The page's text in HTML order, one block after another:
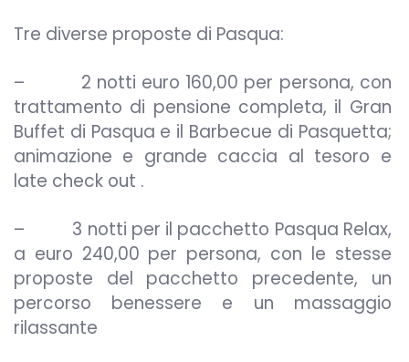
Tre diverse proposte di Pasqua:
– 2 notti euro 160,00 per persona, con
trattamento di pensione completa, il Gran
Buffet di Pasqua e il Barbecue di Pasquetta;
animazione e grande caccia al tesoro e
late check out .
– 3 notti per il pacchetto Pasqua Relax,
a euro 240,00 per persona, con le stesse
proposte del pacchetto precedente, un
percorso benessere e un massaggio
rilassante